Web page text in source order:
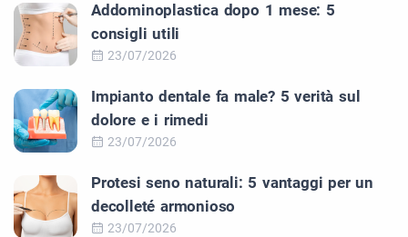
Addominoplastica dopo 1 mese: 5
consigli utili
23/07/2026
Impianto dentale fa male? 5 verità sul
dolore e i rimedi
23/07/2026
Protesi seno naturali: 5 vantaggi per un
decolleté armonioso
23/07/2026